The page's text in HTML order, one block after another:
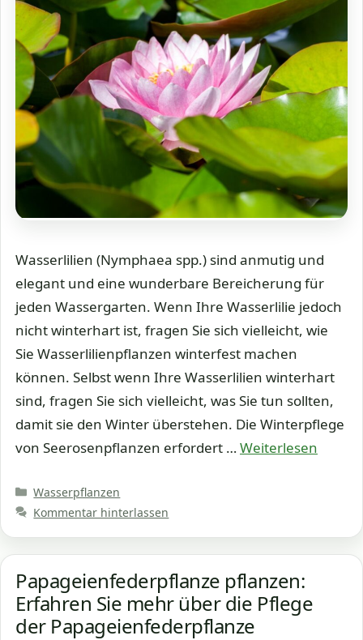
Wasserlilien (Nymphaea spp.) sind anmutig und
elegant und eine wunderbare Bereicherung für
jeden Wassergarten. Wenn Ihre Wasserlilie jedoch
nicht winterhart ist, fragen Sie sich vielleicht, wie
Sie Wasserlilienpflanzen winterfest machen
können. Selbst wenn Ihre Wasserlilien winterhart
sind, fragen Sie sich vielleicht, was Sie tun sollten,
damit sie den Winter überstehen. Die Winterpflege
von Seerosenpflanzen erfordert …Weiterlesen
Kategorien
Wasserpflanzen
Kommentar hinterlassen
Papageienfederpflanze pflanzen:
Erfahren Sie mehr über die Pflege
der Papageienfederpflanze